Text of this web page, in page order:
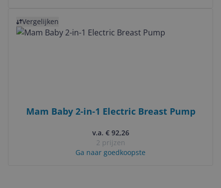
Vergelijken
Mam Baby 2-in-1 Electric Breast Pump
v.a. € 92,26
2 prijzen
Ga naar goedkoopste